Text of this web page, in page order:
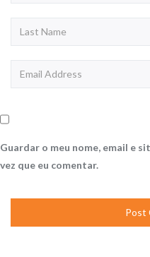
Guardar o meu nome, email e
vez que eu comentar.